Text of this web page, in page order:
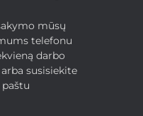
mūsų
telefonu
darbo
arba susisiekite